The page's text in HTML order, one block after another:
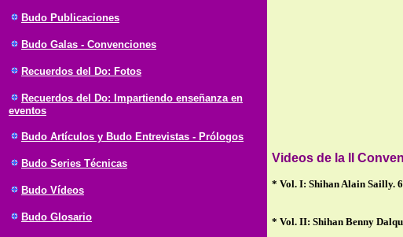
Budo Publicaciones
Budo Galas - Convenciones
Recuerdos del Do: Fotos
Recuerdos del Do: Impartiendo enseñanza en
eventos
Budo Artículos y Budo Entrevistas - Prólogos
Budo Series Técnicas
Budo Vídeos
Budo Glosario
Videos de la II
* Vol. I: Shihan Alain Sailly.
* Vol. II: Shihan Benny